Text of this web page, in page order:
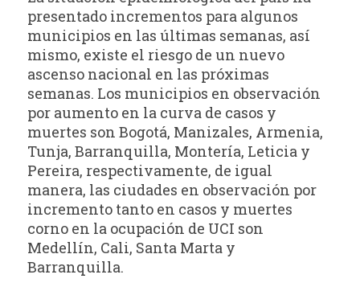
presentado incrementos para algunos
municipios en las últimas semanas, así
mismo, existe el riesgo de un nuevo
ascenso nacional en las próximas
semanas. Los municipios en observación
por aumento en la curva de casos y
muertes son Bogotá, Manizales, Armenia,
Tunja, Barranquilla, Montería, Leticia y
Pereira, respectivamente, de igual
manera, las ciudades en observación por
incremento tanto en casos y muertes
corno en la ocupación de UCI son
Medellín, Cali, Santa Marta y
Barranquilla.